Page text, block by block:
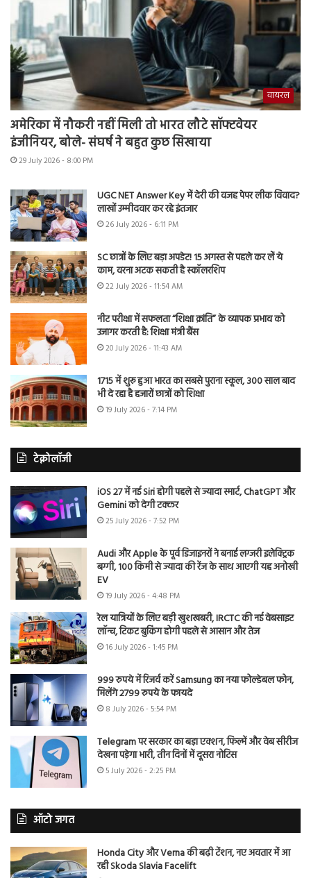
वायरल
अमेरिका में नौकरी नहीं मिली तो भारत लौटे सॉफ्टवेयर
इंजीनियर, बोले- संघर्ष ने बहुत कुछ सिखाया
29 July 2026 - 8:00 PM
UGC NET Answer Key में देरी की वजह पेपर लीक विवाद?
लाखों उम्मीदवार कर रहे इंतजार
26 July 2026 - 6:11 PM
SC छात्रों के लिए बड़ा अपडेट! 15 अगस्त से पहले कर लें ये
काम, वरना अटक सकती है स्कॉलरशिप
22 July 2026 - 11:54 AM
नीट परीक्षा में सफलता “शिक्षा क्रांति” के व्यापक प्रभाव को
उजागर करती है: शिक्षा मंत्री बैंस
20 July 2026 - 11:43 AM
1715 में शुरू हुआ भारत का सबसे पुराना स्कूल, 300 साल बाद
भी दे रहा है हजारों छात्रों को शिक्षा
19 July 2026 - 7:14 PM
टेक्नोलॉजी
iOS 27 में नई Siri होगी पहले से ज्यादा स्मार्ट, ChatGPT और
Gemini को देगी टक्कर
25 July 2026 - 7:52 PM
Audi और Apple के पूर्व डिजाइनरों ने बनाई लग्जरी इलेक्ट्रिक
बग्गी, 100 किमी से ज्यादा की रेंज के साथ आएगी यह अनोखी
EV
19 July 2026 - 4:48 PM
रेल यात्रियों के लिए बड़ी खुशखबरी, IRCTC की नई वेबसाइट
लॉन्च, टिकट बुकिंग होगी पहले से आसान और तेज
16 July 2026 - 1:45 PM
999 रुपये में रिजर्व करें Samsung का नया फोल्डेबल फोन,
मिलेंगे 2799 रुपये के फायदे
8 July 2026 - 5:54 PM
Telegram पर सरकार का बड़ा एक्शन, फिल्में और वेब सीरीज
देखना पड़ेगा भारी, तीन दिनों में दूसरा नोटिस
5 July 2026 - 2:25 PM
ऑटो जगत
Honda City और Verna की बढ़ी टेंशन, नए अवतार में आ
रही Skoda Slavia Facelift